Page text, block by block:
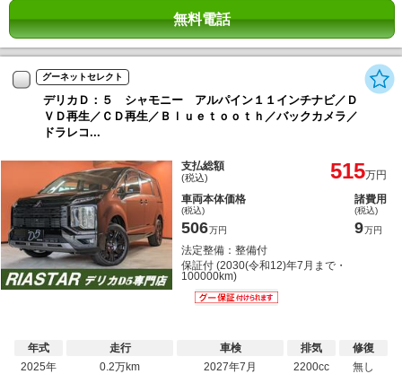
無料電話
グーネットセレクト
デリカＤ：５ シャモニー アルパイン１１インチナビ／Ｄ
ＶＤ再生／ＣＤ再生／Ｂｌｕｅｔｏｏｔｈ／バックカメラ／
ドラレコ...
支払総額
(税込) 515万円
車両本体価格
(税込)
506万円
諸費用
(税込)
9万円
法定整備：整備付
保証付 (2030(令和12)年7月まで・
100000km)
年式
2025年
走行
0.2万km
車検
2027年7月
排気
2200cc
修復
無し